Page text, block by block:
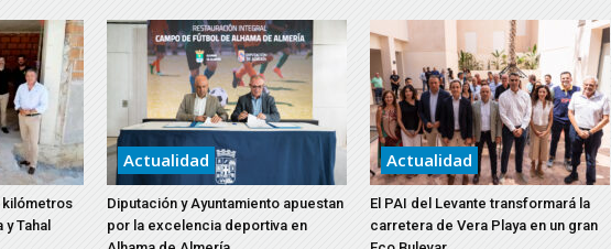
kilómetros
Tahal
Actualidad
Diputación y Ayuntamiento apuestan
por la excelencia deportiva en
Actualidad
El PAI del Levante transformará la
carretera de Vera Playa en un gran